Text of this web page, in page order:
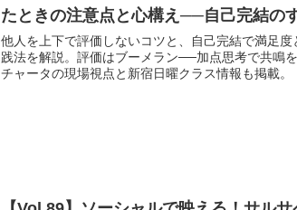
たときの注意点と心構え──自己完結の
他人を上下で評価しないコツと、自己完結で満足
践法を解説。評価はブーメラン──加点思考で共鳴
チャータの現場視点と新宿日曜クラス情報も掲載。